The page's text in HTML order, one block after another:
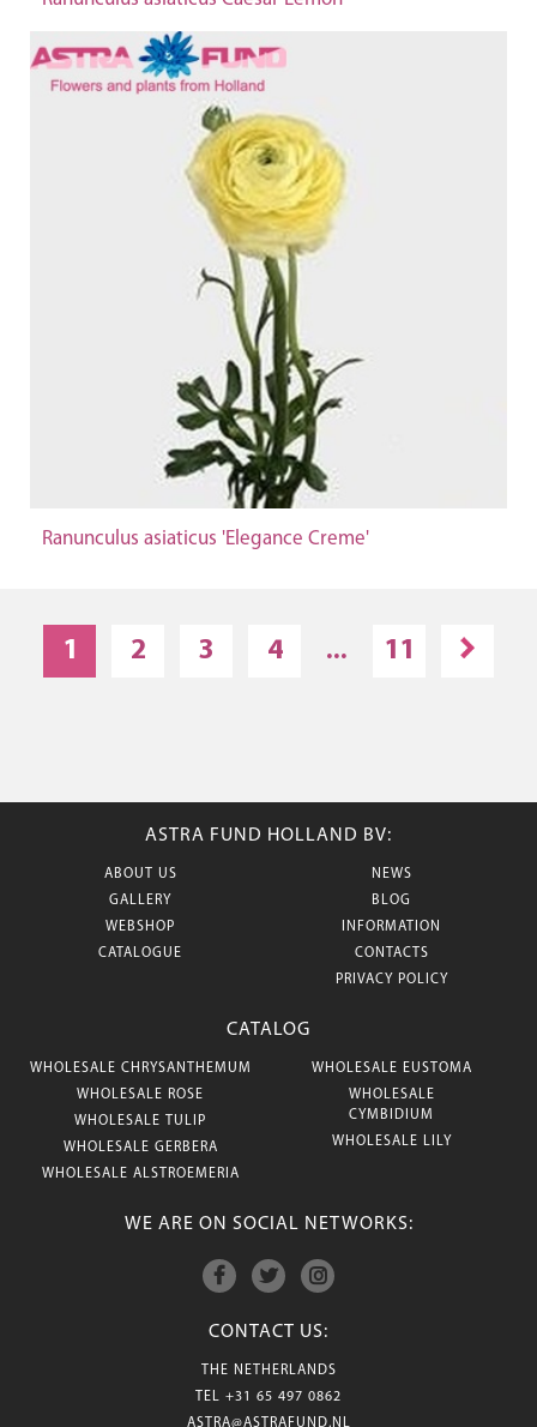
Ranunculus asiaticus 'Elegance Creme'
1 2 3 4 ... 11
ASTRA FUND HOLLAND BV:
ABOUT US
GALLERY
WEBSHOP
CATALOGUE
NEWS
BLOG
INFORMATION
CONTACTS
PRIVACY POLICY
CATALOG
WHOLESALE CHRYSANTHEMUM
WHOLESALE ROSE
WHOLESALE TULIP
WHOLESALE GERBERA
WHOLESALE ALSTROEMERIA
WHOLESALE EUSTOMA
WHOLESALE
CYMBIDIUM
WHOLESALE LILY
WE ARE ON SOCIAL NETWORKS:
CONTACT US:
THE NETHERLANDS
TEL +31 65 497 0862
ASTRA@ASTRAFUND.NL